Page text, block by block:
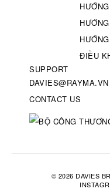
ĐIỀU
SUPPORT
DAVIES@RAYMA.VN
CONTACT US
© 2026 DAVIES